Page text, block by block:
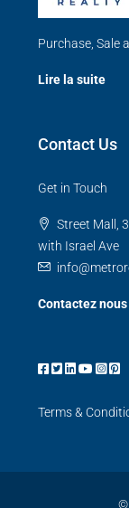
Purchase, Sale
Lire la suite
Contact Us
Get in Touch
Street Mall,
with Israel Ave
Contactez nous
Terms &
©